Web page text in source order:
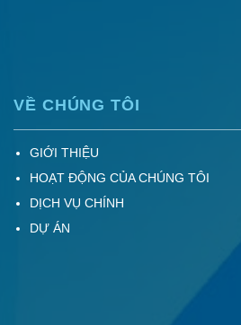
VỀ CHÚNG TÔI
GIỚI THIỆU
HOẠT ĐỘNG CỦA CHÚNG TÔI
DỊCH VỤ CHÍNH
DỰ ÁN